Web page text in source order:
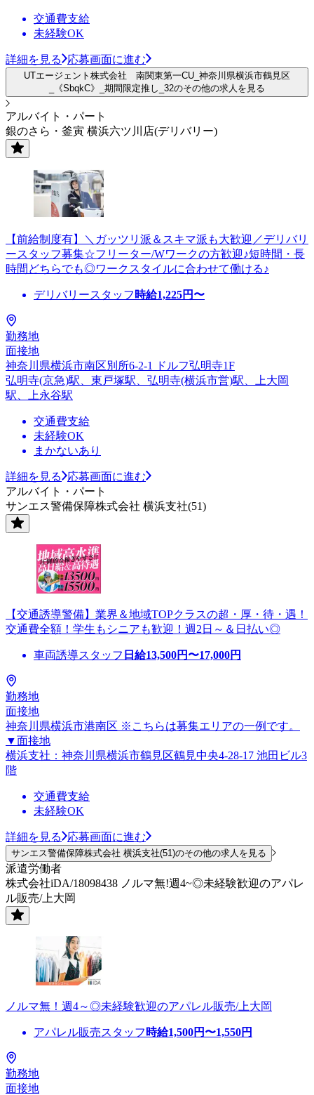
交通費支給
未経験OK
詳細を見る 応募画面に進む
UTエージェント株式会社 南関東第一CU_神奈川県横浜市鶴見区
_《SbqkC》_期間限定推し_32のその他の求人を見る
アルバイト・パート
銀のさら・釜寅 横浜六ツ川店(デリバリー)
【前給制度有】＼ガッツリ派＆スキマ派も大歓迎／デリバリ
ースタッフ募集☆フリーター/Wワークの方歓迎♪短時間・長
時間どちらでも◎ワークスタイルに合わせて働ける♪
デリバリースタッフ 時給1,225円〜
勤務地
面接地
神奈川県横浜市南区別所6-2-1 ドルフ弘明寺1F
弘明寺(京急)駅、東戸塚駅、弘明寺(横浜市営)駅、上大岡
駅、上永谷駅
交通費支給
未経験OK
まかないあり
詳細を見る
応募画面に進む
アルバイト・パート
サンエス警備保障株式会社 横浜支社(51)
【交通誘導警備】業界＆地域TOPクラスの超・厚・待・遇！
交通費全額！学生もシニアも歓迎！週2日～＆日払い◎
車両誘導スタッフ 日給13,500円〜17,000円
勤務地
面接地
神奈川県横浜市港南区 ※こちらは募集エリアの一例です。
▼面接地
横浜支社：神奈川県横浜市鶴見区鶴見中央4-28-17 池田ビル3
階
交通費支給
未経験OK
詳細を見る 応募画面に進む
サンエス警備保障株式会社 横浜支社(51)のその他の求人を見る
派遣労働者
株式会社iDA/18098438 ノルマ無!週4~◎未経験歓迎のアパレ
ル販売/上大岡
ノルマ無！週4～◎未経験歓迎のアパレル販売/上大岡
アパレル販売スタッフ 時給1,500円〜1,550円
勤務地
面接地